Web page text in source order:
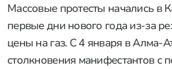
Массовые протесты начались в
первые дни нового года из-за
цены на газ. С 4 января в Алма-
столкновения манифестантов с